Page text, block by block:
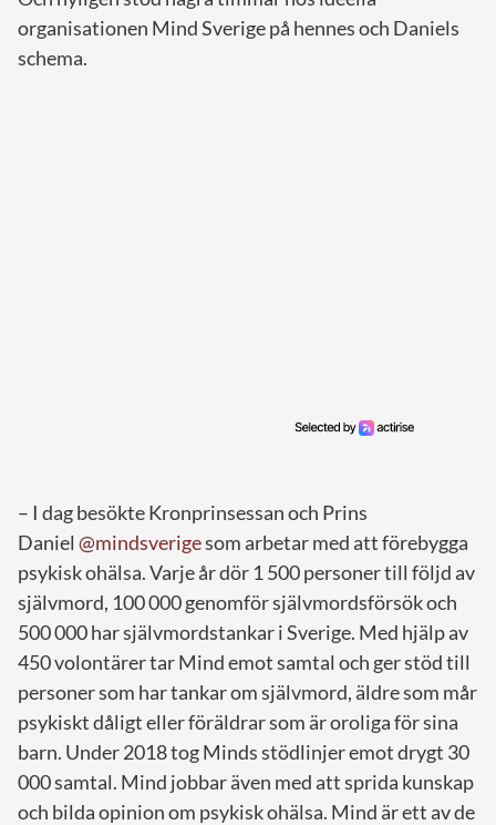
organisationen Mind Sverige på hennes och Daniels
schema.
– I dag besökte Kronprinsessan och Prins
Daniel @mindsverigesom arbetar med att förebygga
psykisk ohälsa. Varje år dör 1 500 personer till följd av
självmord, 100 000 genomför självmordsförsök och
500 000 har självmordstankar i Sverige. Med hjälp av
450 volontärer tar Mind emot samtal och ger stöd till
personer som har tankar om självmord, äldre som mår
psykiskt dåligt eller föräldrar som är oroliga för sina
barn. Under 2018 tog Minds stödlinjer emot drygt 30
000 samtal. Mind jobbar även med att sprida kunskap
och bilda opinion om psykisk ohälsa. Mind är ett av de